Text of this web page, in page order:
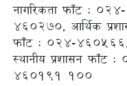
नागरिकता फाँट : 024-
460270, आर्थिक
फाँट : 024-
स्थानीय प्रशासन फाँट
460191 100